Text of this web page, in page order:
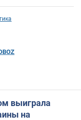
выиграла
на